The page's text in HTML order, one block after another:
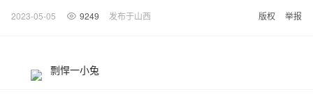
2023-05-05 9249 发布于山西 版权 举报
剽悍一小兔